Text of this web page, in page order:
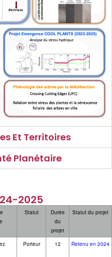
Et Territoires​
Planétaire
2025
Statut
Durée
du
projet
Statut du projet
Porteur 12 Retenu en 2024